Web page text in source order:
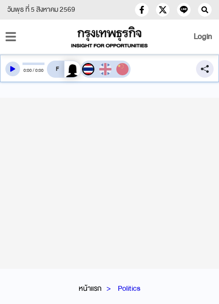
วันพุธ ที่ 5 สิงหาคม 2569
Login
หน้าแรก Politics
0:00/0:00 สลับเสียงอ่าน